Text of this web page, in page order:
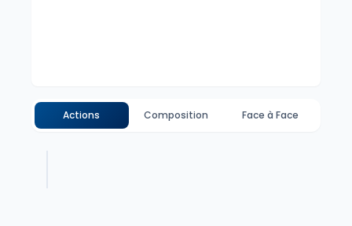
Actions Composition Face à Face